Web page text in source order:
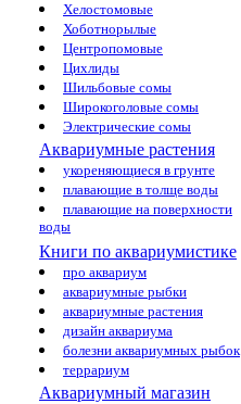
Хелостомовые
Хоботнорылые
Центропомовые
Цихлиды
Шильбовые сомы
Широкоголовые сомы
Электрические сомы
Аквариумные растения
укореняющиеся в грунте
плавающие в толще воды
плавающие на поверхности
воды
Книги по аквариумистике
про аквариум
аквариумные рыбки
аквариумные растения
дизайн аквариума
болезни аквариумных рыбок
террариум
Аквариумный магазин